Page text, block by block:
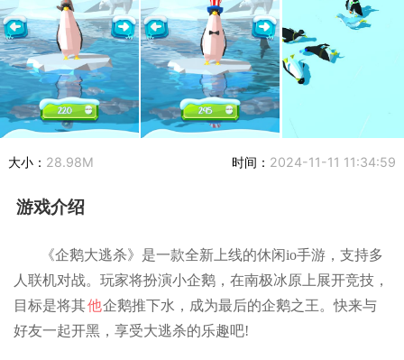
大小： 28.98M 时间： 2024-11-11 11:34:59
游戏介绍
《企鹅大逃杀》是一款全新上线的休闲io手游，支持多
人联机对战。玩家将扮演小企鹅，在南极冰原上展开竞技，
目标是将其他企鹅推下水，成为最后的企鹅之王。快来与
好友一起开黑，享受大逃杀的乐趣吧!